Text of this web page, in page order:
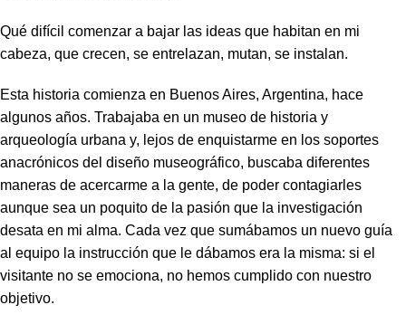
Qué difícil comenzar a bajar las ideas que habitan en mi
cabeza, que crecen, se entrelazan, mutan, se instalan.
Esta historia comienza en Buenos Aires, Argentina, hace
algunos años. Trabajaba en un museo de historia y
arqueología urbana y, lejos de enquistarme en los soportes
anacrónicos del diseño museográfico, buscaba diferentes
maneras de acercarme a la gente, de poder contagiarles
aunque sea un poquito de la pasión que la investigación
desata en mi alma. Cada vez que sumábamos un nuevo guía
al equipo la instrucción que le dábamos era la misma: si el
visitante no se emociona, no hemos cumplido con nuestro
objetivo.